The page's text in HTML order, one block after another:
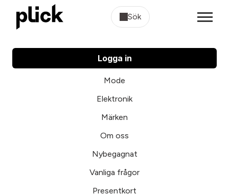
Sök
Logga in
Mode
Elektronik
Märken
Om oss
Nybegagnat
Vanliga frågor
Presentkort